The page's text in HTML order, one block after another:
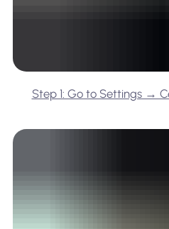
Step 1: Go to Settings →